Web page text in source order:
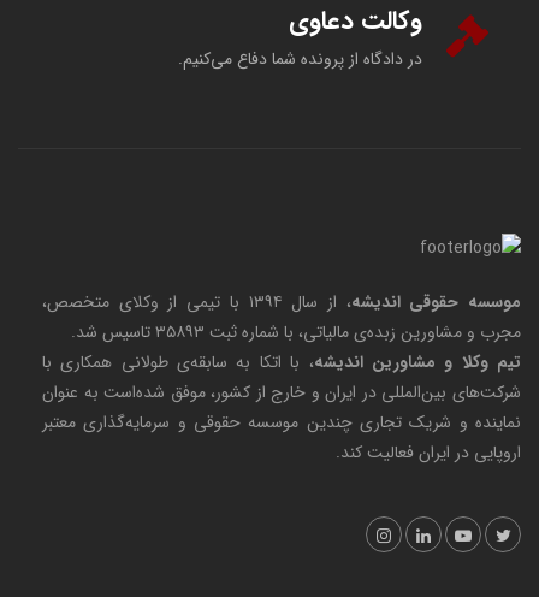
وکالت دعاوی
در دادگاه از پرونده شما دفاع می‌کنیم.
موسسه حقوقی اندیشه
، از سال ۱۳۹۴ با تیمی از وکلای متخصص،
مجرب و مشاورین زبده‌ی مالیاتی، با شماره ثبت ۳۵۸۹۳ تاسیس شد.
تیم وکلا و مشاورین اندیشه، با اتکا به سابقه‌ی طولانی همکاری با
شرکت‌های بین‌المللی در ایران و خارج از کشور، موفق شده‌است به عنوان
نماینده و شریک تجاری چندین موسسه حقوقی و سرمایه‌گذاری معتبر
اروپایی در ایران فعالیت کند.